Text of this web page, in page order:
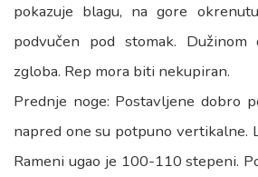
pokazuje blagu, na gore
podvučen pod stomak. Dužinom
zgloba. Rep mora biti nekupiran.
Prednje noge: Postavljene dobro
napred one su potpuno vertikalne.
Rameni ugao je 100-110 stepeni.